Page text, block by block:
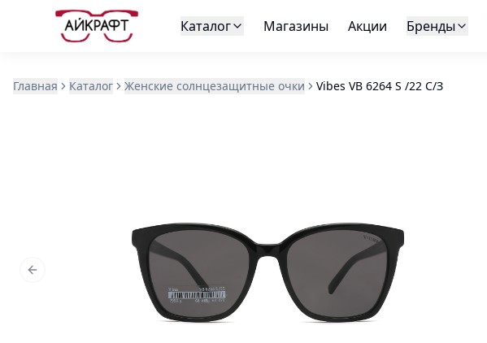
Каталог Магазины Акции Бренды
Главная Каталог Женские солнцезащитные очки Vibes VB 6264 S /22 С/З
Previous slide